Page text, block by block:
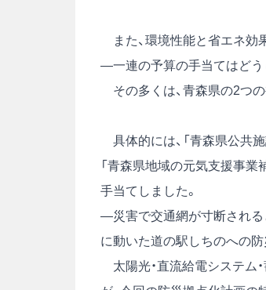
また、環境性能と省エネ効
―一連の予算の手当てはどう
その多くは、青森県の2つ
具体的には、「青森県公共
「青森県地域の元気支援事業
手当てしました。
―災害で交通網が寸断される
に動いた道の駅しちのへの防
太陽光・直流給電システム